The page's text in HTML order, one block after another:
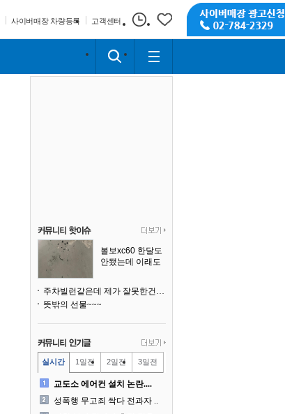
사이버매장 차량등록 고객센터
볼보xc60 한달도
안됐는데 이래도
주차빌런같은데 제가 잘못한건가요
뜻밖의 선물~~~
실시간 1일전 2일전 3일전
교도소 에어컨 설치 논란....
성폭행 무고죄 싹다 전과자 ..